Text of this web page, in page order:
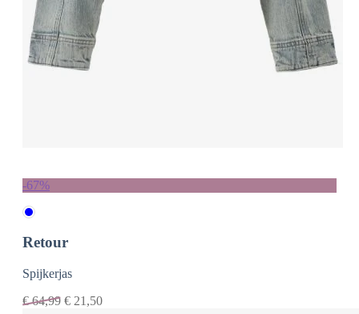
-67%
Retour
Spijkerjas
€64,99 € 21,50